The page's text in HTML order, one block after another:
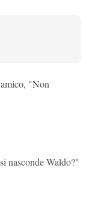
amico, "Non
nasconde Waldo?"